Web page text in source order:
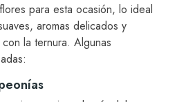
para esta ocasión, lo ideal
aromas delicados y
la ternura. Algunas